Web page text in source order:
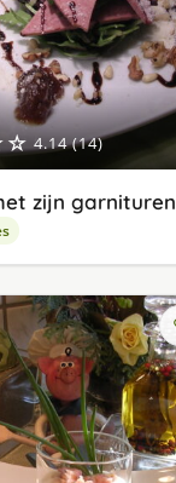
4.14 (14)
zijn garnituren